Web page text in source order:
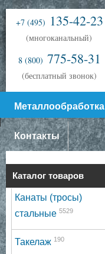
+7 (495) 135-42-23
(многоканальный)
8 (800) 775-58-31
(бесплатный звонок)
Металлообработка
Контакты
Каталог товаров
Канаты (тросы)
стальные 5529
Такелаж 190